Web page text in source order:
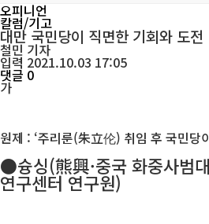
오피니언
칼럼/기고
대만 국민당이 직면한 기회와 도전
철민기자
입력 2021.10.03 17:05
댓글 0
가
원제 : ‘주리룬(朱立伦) 취임 후 국민당
●슝싱(熊興·중국 화중사범
연구센터 연구원)